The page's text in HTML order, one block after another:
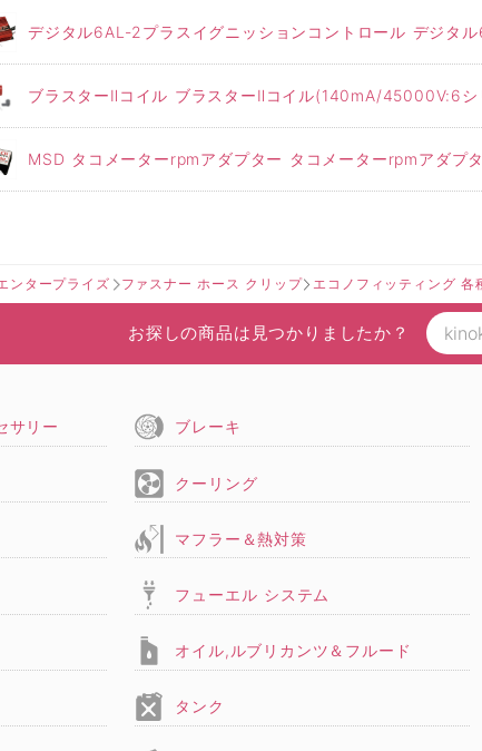
デジタル6AL-2プラスイグニッションコントロール デジタ
ブラスターⅡコイル ブラスターⅡコイル(140mA/45000V:6シ
MSD タコメーターrpmアダプター タコメーターrpmアダプ
ンタープライズ ファスナー ホース クリップ エコノフィッティング 各
お探しの商品は見つかりましたか？
サリー ブレーキ
クーリング
マフラー＆熱対策
フューエル システム
オイル,ルブリカンツ＆フルード
タンク